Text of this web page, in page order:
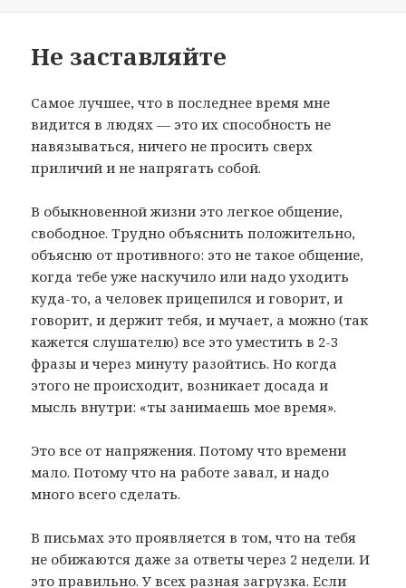
Не заставляйте
Самое лучшее, что в последнее время мне
видится в людях — это их способность не
навязываться, ничего не просить сверх
приличий и не напрягать собой.
В обыкновенной жизни это легкое общение,
свободное. Трудно объяснить положительно,
объясню от противного: это не такое общение,
когда тебе уже наскучило или надо уходить
куда-то, а человек прицепился и говорит, и
говорит, и держит тебя, и мучает, а можно (так
кажется слушателю) все это уместить в 2-3
фразы и через минуту разойтись. Но когда
этого не происходит, возникает досада и
мысль внутри: «ты занимаешь мое время».
Это все от напряжения. Потому что времени
мало. Потому что на работе завал, и надо
много всего сделать.
В письмах это проявляется в том, что на тебя
не обижаются даже за ответы через 2 недели. И
это правильно. У всех разная загрузка. Если